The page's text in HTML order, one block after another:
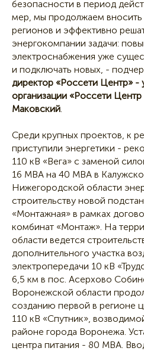
безопасности в период
мер, мы продолжаем вносить
регионов и эффективно
энергокомпании задачи:
электроснабжения уже
и подключать новых, -
директор «Россети Центр» -
организации «Россети
Маковский
Среди крупных проектов, к
приступили энергетики -
110 кВ «Вега» с заменой
16 МВА на 40 МВА в
Нижегородской области
строительству новой
«Монтажная» в рамках
комбинат «Монтаж». На
области ведется
дополнительного участка
электропередачи 10 кВ
6,5 км в пос. Асерхово
Воронежской области
созданию первой в регионе
110 кВ «Спутник»,
районе города Воронежа.
центра питания - 80 МВА.